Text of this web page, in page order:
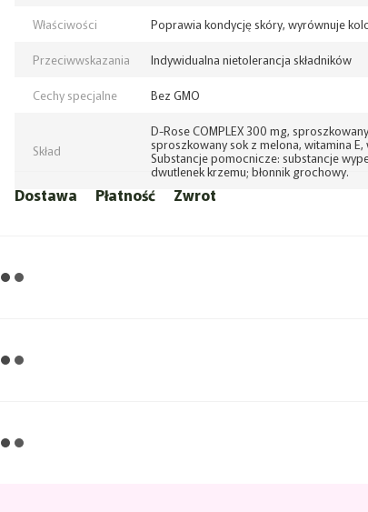
Właściwości Poprawia kondycję skóry, wyrównuje
Przeciwwskazania Indywidualna nietolerancja składników
Cechy specjalne Bez GMO
Skład
D-Rose COMPLEX 300 mg,
sproszkowany sok z melona, ​​witamina E,
Substancje pomocnicze: substancje
dwutlenek krzemu; błonnik grochowy.
Dostawa Płatność Zwrot